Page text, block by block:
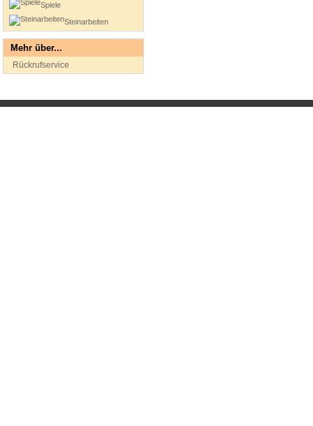
Spiele
Steinarbeiten
Mehr über...
Rückrufservice